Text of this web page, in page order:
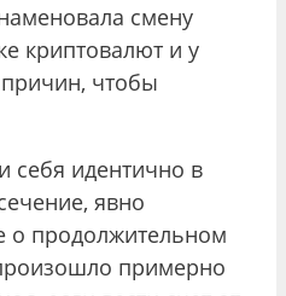
смену
криптовалют и у
причин, чтобы
себя идентично в
явно
о продолжительном
примерно